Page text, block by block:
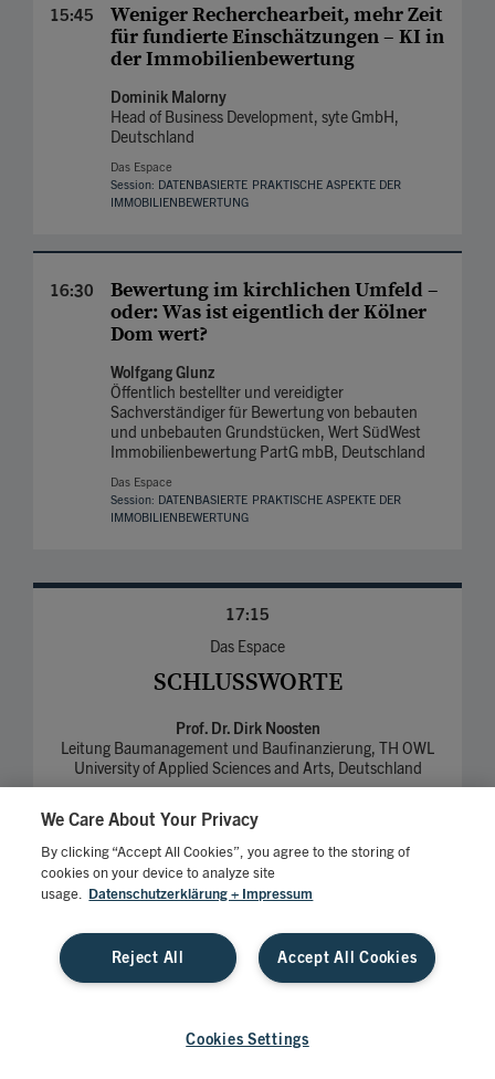
15:45
Weniger Recherche­arbeit, mehr Zeit
für fun­dierte Einschät­zungen – KI in
der Immobilien­bewertung
Dominik Malorny
Head of Business Development, syte GmbH,
Deutschland
Das Espace
Session: DATENBASIERTE PRAK­TISCHE ASPEKTE DER
IMMOBILIEN­BEWERTUNG
16:30
Bewertung im kirch­lichen Umfeld –
oder: Was ist eigent­lich der Kölner
Dom wert?
Wolfgang Glunz
Öffentlich bestellter und vereidigter
Sachverständiger für Bewertung von bebauten
und unbebauten Grundstücken, Wert SüdWest
Immobilienbewertung PartG mbB, Deutschland
Das Espace
Session: DATENBASIERTE PRAK­TISCHE ASPEKTE DER
IMMOBILIEN­BEWERTUNG
17:15
Das Espace
SCHLUSSWORTE
Prof. Dr. Dirk Noosten
Leitung Baumanagement und Baufinanzierung, TH OWL
University of Applied Sciences and Arts, Deutschland
Chefredakteurin Bankmagazin, Springer Fachmedien
IMPRESSUM AGB
DATENSCHUTZ
COOKIE-EINSTELLUNGEN
We Care About Your Privacy
By clicking “Accept All Cookies”, you agree to the storing of
cookies on your device to analyze site
usage.
Datenschutzerklärung + Impressum
Accept All Cookies
Reject All
Cookies Settings